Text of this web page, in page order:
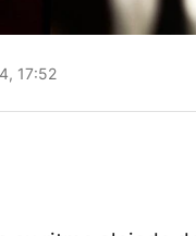
17:52